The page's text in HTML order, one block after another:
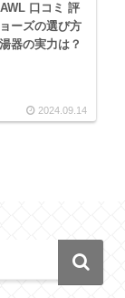
口コミ 評
ーズの選び方
器の実力は？
2024.09.14